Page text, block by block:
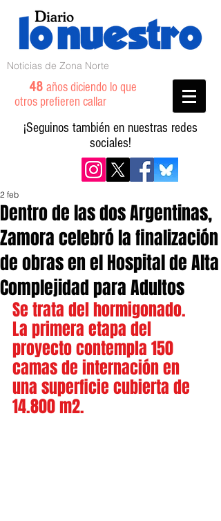
Noticias de Zona Norte
48 años diciendo lo que
otros prefieren callar
¡Seguinos también en nuestras redes
sociales!
Dentro de las dos Argentinas,
Zamora celebró la finalización
de obras en el Hospital de Alta
Complejidad para Adultos
2 feb
Se trata del hormigonado.
La primera etapa del
proyecto contempla 150
camas de internación en
una superficie cubierta de
14.800 m2.